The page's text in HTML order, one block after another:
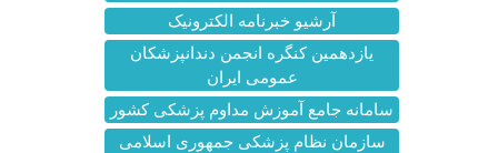
آرشیو خبرنامه الکترونیک
یازدهمین کنگره انجمن دندانپزشکان
عمومی ایران
سامانه جامع آموزش مداوم پزشکی کشور
سازمان نظام پزشکی جمهوری اسلامی